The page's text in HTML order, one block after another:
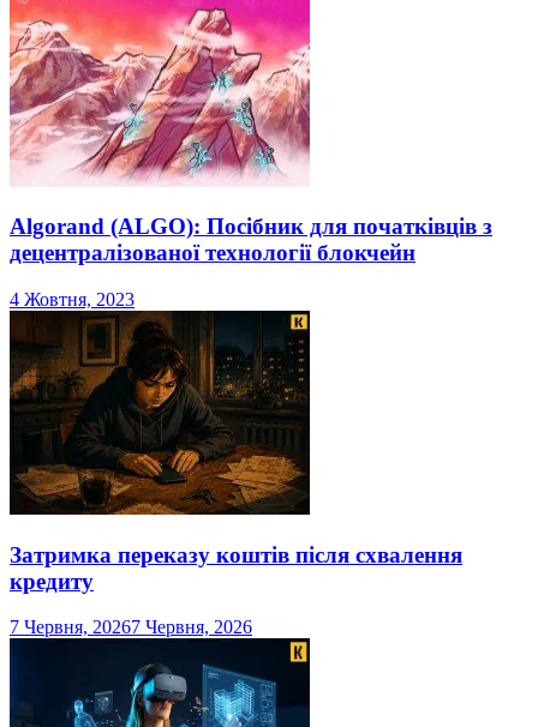
Algorand (ALGO): Посібник для початківців з
децентралізованої технології блокчейн
4 Жовтня, 2023
Затримка переказу коштів після схвалення
кредиту
7 Червня, 20267 Червня, 2026